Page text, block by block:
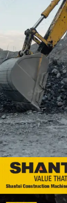
EXCAVATOR
Find Out